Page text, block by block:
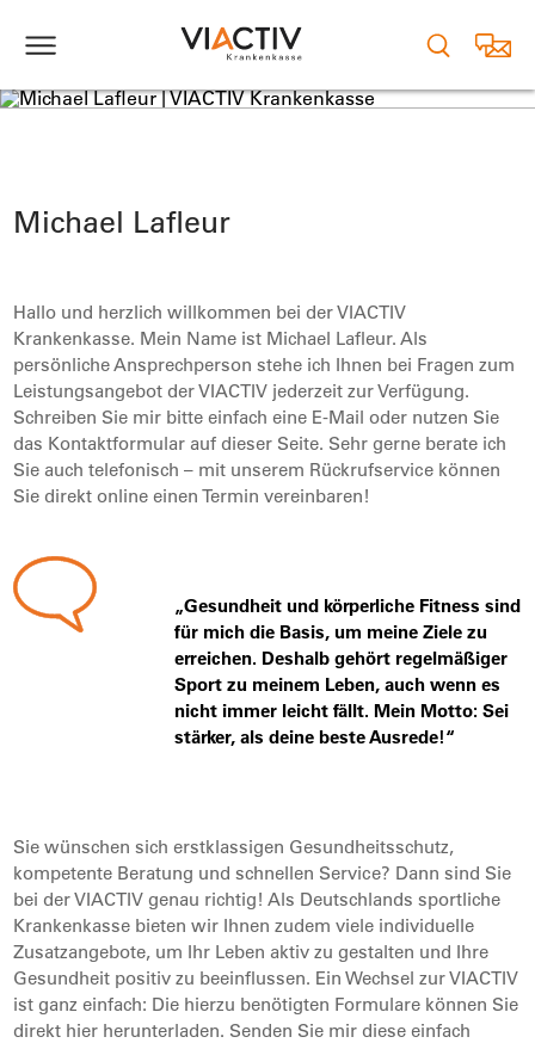
vCard Michael Lafleur
Michael Lafleur
Hallo und herzlich willkommen bei der VIACTIV
Krankenkasse. Mein Name ist Michael Lafleur. Als
persönliche Ansprechperson stehe ich Ihnen bei Fragen zum
Leistungsangebot der VIACTIV jederzeit zur Verfügung.
Schreiben Sie mir bitte einfach eine E-Mail oder nutzen Sie
das Kontaktformular auf dieser Seite. Sehr gerne berate ich
Sie auch telefonisch – mit unserem Rückrufservice können
Sie direkt online einen Termin vereinbaren!
„Gesundheit und körperliche Fitness sind
für mich die Basis, um meine Ziele zu
erreichen. Deshalb gehört regelmäßiger
Sport zu meinem Leben, auch wenn es
nicht immer leicht fällt. Mein Motto: Sei
stärker, als deine beste Ausrede!“
Sie wünschen sich erstklassigen Gesundheitsschutz,
kompetente Beratung und schnellen Service? Dann sind Sie
bei der VIACTIV genau richtig! Als Deutschlands sportliche
Krankenkasse bieten wir Ihnen zudem viele individuelle
Zusatzangebote, um Ihr Leben aktiv zu gestalten und Ihre
Gesundheit positiv zu beeinflussen. Ein Wechsel zur VIACTIV
ist ganz einfach: Die hierzu benötigten Formulare können Sie
direkt hier herunterladen. Senden Sie mir diese einfach